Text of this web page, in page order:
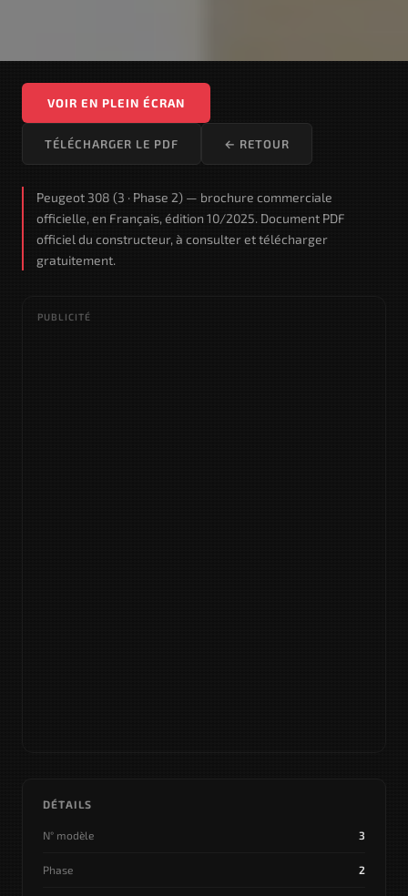
VOIR EN PLEIN ÉCRAN
TÉLÉCHARGER LE PDF ← RETOUR
Peugeot 308 (3 · Phase 2) — brochure commerciale
officielle, en Français, édition 10/2025. Document PDF
officiel du constructeur, à consulter et télécharger
gratuitement.
PUBLICITÉ
DÉTAILS
N° modèle 3
Phase 2